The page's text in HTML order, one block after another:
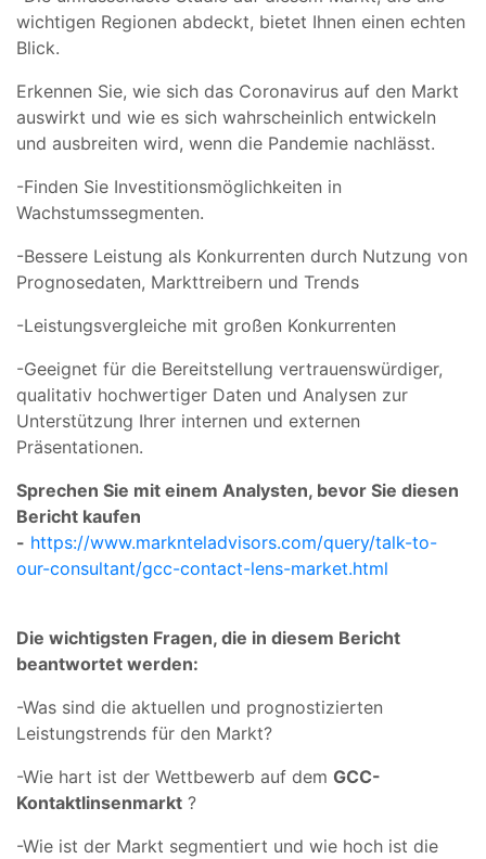
wichtigen Regionen abdeckt, bietet Ihnen einen echten
Blick.
Erkennen Sie, wie sich das Coronavirus auf den Markt
auswirkt und wie es sich wahrscheinlich entwickeln
und ausbreiten wird, wenn die Pandemie nachlässt.
-Finden Sie Investitionsmöglichkeiten in
Wachstumssegmenten.
-Bessere Leistung als Konkurrenten durch Nutzung von
Prognosedaten, Markttreibern und Trends
-Leistungsvergleiche mit großen Konkurrenten
-Geeignet für die Bereitstellung vertrauenswürdiger,
qualitativ hochwertiger Daten und Analysen zur
Unterstützung Ihrer internen und externen
Präsentationen.
Sprechen Sie mit einem Analysten, bevor Sie diesen
Bericht kaufen
- https://www.marknteladvisors.com/query/talk-to-
our-consultant/gcc-contact-lens-market.html
Die wichtigsten Fragen, die in diesem Bericht
beantwortet werden:
-Was sind die aktuellen und prognostizierten
Leistungstrends für den Markt?
-Wie hart ist der Wettbewerb auf dem GCC-
Kontaktlinsenmarkt ?
-Wie ist der Markt segmentiert und wie hoch ist die